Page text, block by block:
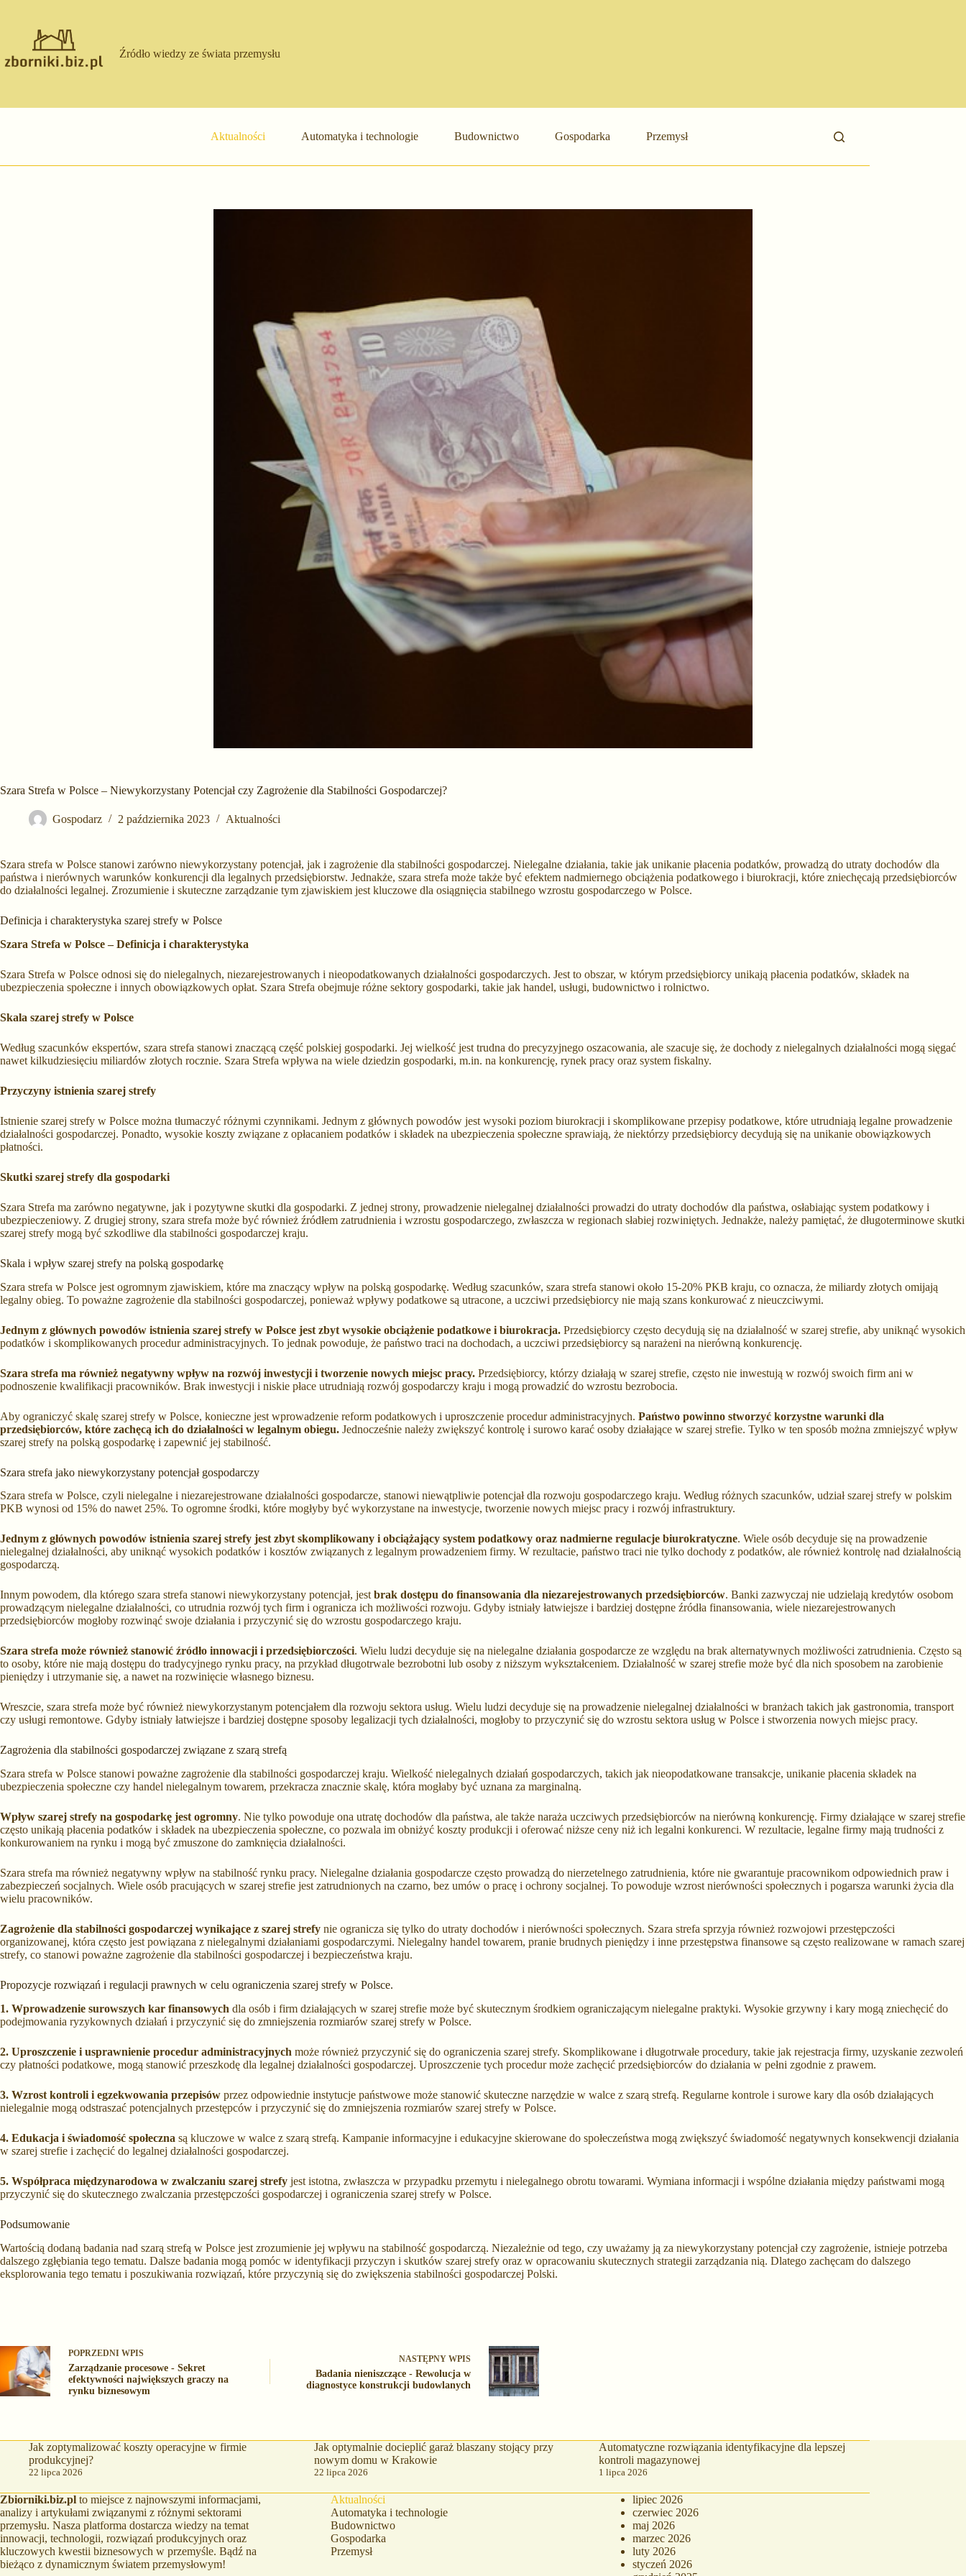
Źródło wiedzy ze świata przemysłu
Aktualności Automatyka i technologie Budownictwo Gospodarka Przemysł
Szara Strefa w Polsce – Niewykorzystany Potencjał czy Zagrożenie dla Stabilności Gospodarczej?
Gospodarz 2 października 2023 Aktualności
Szara strefa w Polsce stanowi zarówno niewykorzystany potencjał, jak i zagrożenie dla stabilności gospodarczej. Nielegalne działania, takie jak unikanie płacenia podatków, prowadzą do utraty dochodów dla
państwa i nierównych warunków konkurencji dla legalnych przedsiębiorstw. Jednakże, szara strefa może także być efektem nadmiernego obciążenia podatkowego i biurokracji, które zniechęcają przedsiębiorców
do działalności legalnej. Zrozumienie i skuteczne zarządzanie tym zjawiskiem jest kluczowe dla osiągnięcia stabilnego wzrostu gospodarczego w Polsce.
Definicja i charakterystyka szarej strefy w Polsce
Szara Strefa w Polsce – Definicja i charakterystyka
Szara Strefa w Polsce odnosi się do nielegalnych, niezarejestrowanych i nieopodatkowanych działalności gospodarczych. Jest to obszar, w którym przedsiębiorcy unikają płacenia podatków, składek na
ubezpieczenia społeczne i innych obowiązkowych opłat. Szara Strefa obejmuje różne sektory gospodarki, takie jak handel, usługi, budownictwo i rolnictwo.
Skala szarej strefy w Polsce
Według szacunków ekspertów, szara strefa stanowi znaczącą część polskiej gospodarki. Jej wielkość jest trudna do precyzyjnego oszacowania, ale szacuje się, że dochody z nielegalnych działalności mogą sięgać
nawet kilkudziesięciu miliardów złotych rocznie. Szara Strefa wpływa na wiele dziedzin gospodarki, m.in. na konkurencję, rynek pracy oraz system fiskalny.
Przyczyny istnienia szarej strefy
Istnienie szarej strefy w Polsce można tłumaczyć różnymi czynnikami. Jednym z głównych powodów jest wysoki poziom biurokracji i skomplikowane przepisy podatkowe, które utrudniają legalne prowadzenie
działalności gospodarczej. Ponadto, wysokie koszty związane z opłacaniem podatków i składek na ubezpieczenia społeczne sprawiają, że niektórzy przedsiębiorcy decydują się na unikanie obowiązkowych
płatności.
Skutki szarej strefy dla gospodarki
Szara Strefa ma zarówno negatywne, jak i pozytywne skutki dla gospodarki. Z jednej strony, prowadzenie nielegalnej działalności prowadzi do utraty dochodów dla państwa, osłabiając system podatkowy i
ubezpieczeniowy. Z drugiej strony, szara strefa może być również źródłem zatrudnienia i wzrostu gospodarczego, zwłaszcza w regionach słabiej rozwiniętych. Jednakże, należy pamiętać, że długoterminowe skutki
szarej strefy mogą być szkodliwe dla stabilności gospodarczej kraju.
Skala i wpływ szarej strefy na polską gospodarkę
Szara strefa w Polsce jest ogromnym zjawiskiem, które ma znaczący wpływ na polską gospodarkę. Według szacunków, szara strefa stanowi około 15-20% PKB kraju, co oznacza, że miliardy złotych omijają
legalny obieg. To poważne zagrożenie dla stabilności gospodarczej, ponieważ wpływy podatkowe są utracone, a uczciwi przedsiębiorcy nie mają szans konkurować z nieuczciwymi.
Jednym z głównych powodów istnienia szarej strefy w Polsce jest zbyt wysokie obciążenie podatkowe i biurokracja. Przedsiębiorcy często decydują się na działalność w szarej strefie, aby uniknąć wysokich
podatków i skomplikowanych procedur administracyjnych. To jednak powoduje, że państwo traci na dochodach, a uczciwi przedsiębiorcy są narażeni na nierówną konkurencję.
Szara strefa ma również negatywny wpływ na rozwój inwestycji i tworzenie nowych miejsc pracy. Przedsiębiorcy, którzy działają w szarej strefie, często nie inwestują w rozwój swoich firm ani w
podnoszenie kwalifikacji pracowników. Brak inwestycji i niskie płace utrudniają rozwój gospodarczy kraju i mogą prowadzić do wzrostu bezrobocia.
Aby ograniczyć skalę szarej strefy w Polsce, konieczne jest wprowadzenie reform podatkowych i uproszczenie procedur administracyjnych. Państwo powinno stworzyć korzystne warunki dla
przedsiębiorców, które zachęcą ich do działalności w legalnym obiegu. Jednocześnie należy zwiększyć kontrolę i surowo karać osoby działające w szarej strefie. Tylko w ten sposób można zmniejszyć wpływ
szarej strefy na polską gospodarkę i zapewnić jej stabilność.
Szara strefa jako niewykorzystany potencjał gospodarczy
Szara strefa w Polsce, czyli nielegalne i niezarejestrowane działalności gospodarcze, stanowi niewątpliwie potencjał dla rozwoju gospodarczego kraju. Według różnych szacunków, udział szarej strefy w polskim
PKB wynosi od 15% do nawet 25%. To ogromne środki, które mogłyby być wykorzystane na inwestycje, tworzenie nowych miejsc pracy i rozwój infrastruktury.
Jednym z głównych powodów istnienia szarej strefy jest zbyt skomplikowany i obciążający system podatkowy oraz nadmierne regulacje biurokratyczne. Wiele osób decyduje się na prowadzenie
nielegalnej działalności, aby uniknąć wysokich podatków i kosztów związanych z legalnym prowadzeniem firmy. W rezultacie, państwo traci nie tylko dochody z podatków, ale również kontrolę nad działalnością
gospodarczą.
Innym powodem, dla którego szara strefa stanowi niewykorzystany potencjał, jest brak dostępu do finansowania dla niezarejestrowanych przedsiębiorców. Banki zazwyczaj nie udzielają kredytów osobom
prowadzącym nielegalne działalności, co utrudnia rozwój tych firm i ogranicza ich możliwości rozwoju. Gdyby istniały łatwiejsze i bardziej dostępne źródła finansowania, wiele niezarejestrowanych
przedsiębiorców mogłoby rozwinąć swoje działania i przyczynić się do wzrostu gospodarczego kraju.
Szara strefa może również stanowić źródło innowacji i przedsiębiorczości. Wielu ludzi decyduje się na nielegalne działania gospodarcze ze względu na brak alternatywnych możliwości zatrudnienia. Często są
to osoby, które nie mają dostępu do tradycyjnego rynku pracy, na przykład długotrwale bezrobotni lub osoby z niższym wykształceniem. Działalność w szarej strefie może być dla nich sposobem na zarobienie
pieniędzy i utrzymanie się, a nawet na rozwinięcie własnego biznesu.
Wreszcie, szara strefa może być również niewykorzystanym potencjałem dla rozwoju sektora usług. Wielu ludzi decyduje się na prowadzenie nielegalnej działalności w branżach takich jak gastronomia, transport
czy usługi remontowe. Gdyby istniały łatwiejsze i bardziej dostępne sposoby legalizacji tych działalności, mogłoby to przyczynić się do wzrostu sektora usług w Polsce i stworzenia nowych miejsc pracy.
Zagrożenia dla stabilności gospodarczej związane z szarą strefą
Szara strefa w Polsce stanowi poważne zagrożenie dla stabilności gospodarczej kraju. Wielkość nielegalnych działań gospodarczych, takich jak nieopodatkowane transakcje, unikanie płacenia składek na
ubezpieczenia społeczne czy handel nielegalnym towarem, przekracza znacznie skalę, która mogłaby być uznana za marginalną.
Wpływ szarej strefy na gospodarkę jest ogromny. Nie tylko powoduje ona utratę dochodów dla państwa, ale także naraża uczciwych przedsiębiorców na nierówną konkurencję. Firmy działające w szarej strefie
często unikają płacenia podatków i składek na ubezpieczenia społeczne, co pozwala im obniżyć koszty produkcji i oferować niższe ceny niż ich legalni konkurenci. W rezultacie, legalne firmy mają trudności z
konkurowaniem na rynku i mogą być zmuszone do zamknięcia działalności.
Szara strefa ma również negatywny wpływ na stabilność rynku pracy. Nielegalne działania gospodarcze często prowadzą do nierzetelnego zatrudnienia, które nie gwarantuje pracownikom odpowiednich praw i
zabezpieczeń socjalnych. Wiele osób pracujących w szarej strefie jest zatrudnionych na czarno, bez umów o pracę i ochrony socjalnej. To powoduje wzrost nierówności społecznych i pogarsza warunki życia dla
wielu pracowników.
Zagrożenie dla stabilności gospodarczej wynikające z szarej strefy nie ogranicza się tylko do utraty dochodów i nierówności społecznych. Szara strefa sprzyja również rozwojowi przestępczości
organizowanej, która często jest powiązana z nielegalnymi działaniami gospodarczymi. Nielegalny handel towarem, pranie brudnych pieniędzy i inne przestępstwa finansowe są często realizowane w ramach szarej
strefy, co stanowi poważne zagrożenie dla stabilności gospodarczej i bezpieczeństwa kraju.
Propozycje rozwiązań i regulacji prawnych w celu ograniczenia szarej strefy w Polsce.
1. Wprowadzenie surowszych kar finansowych dla osób i firm działających w szarej strefie może być skutecznym środkiem ograniczającym nielegalne praktyki. Wysokie grzywny i kary mogą zniechęcić do
podejmowania ryzykownych działań i przyczynić się do zmniejszenia rozmiarów szarej strefy w Polsce.
2. Uproszczenie i usprawnienie procedur administracyjnych może również przyczynić się do ograniczenia szarej strefy. Skomplikowane i długotrwałe procedury, takie jak rejestracja firmy, uzyskanie zezwoleń
czy płatności podatkowe, mogą stanowić przeszkodę dla legalnej działalności gospodarczej. Uproszczenie tych procedur może zachęcić przedsiębiorców do działania w pełni zgodnie z prawem.
3. Wzrost kontroli i egzekwowania przepisów przez odpowiednie instytucje państwowe może stanowić skuteczne narzędzie w walce z szarą strefą. Regularne kontrole i surowe kary dla osób działających
nielegalnie mogą odstraszać potencjalnych przestępców i przyczynić się do zmniejszenia rozmiarów szarej strefy w Polsce.
4. Edukacja i świadomość społeczna są kluczowe w walce z szarą strefą. Kampanie informacyjne i edukacyjne skierowane do społeczeństwa mogą zwiększyć świadomość negatywnych konsekwencji działania
w szarej strefie i zachęcić do legalnej działalności gospodarczej.
5. Współpraca międzynarodowa w zwalczaniu szarej strefy jest istotna, zwłaszcza w przypadku przemytu i nielegalnego obrotu towarami. Wymiana informacji i wspólne działania między państwami mogą
przyczynić się do skutecznego zwalczania przestępczości gospodarczej i ograniczenia szarej strefy w Polsce.
Podsumowanie
Wartością dodaną badania nad szarą strefą w Polsce jest zrozumienie jej wpływu na stabilność gospodarczą. Niezależnie od tego, czy uważamy ją za niewykorzystany potencjał czy zagrożenie, istnieje potrzeba
dalszego zgłębiania tego tematu. Dalsze badania mogą pomóc w identyfikacji przyczyn i skutków szarej strefy oraz w opracowaniu skutecznych strategii zarządzania nią. Dlatego zachęcam do dalszego
eksplorowania tego tematu i poszukiwania rozwiązań, które przyczynią się do zwiększenia stabilności gospodarczej Polski.
POPRZEDNI WPIS
Zarządzanie procesowe - Sekret
efektywności największych graczy na
rynku biznesowym
NASTĘPNY WPIS
Badania nieniszczące - Rewolucja w
diagnostyce konstrukcji budowlanych
Jak zoptymalizować koszty operacyjne w firmie
produkcyjnej?
22 lipca 2026
Jak optymalnie docieplić garaż blaszany stojący przy
nowym domu w Krakowie
22 lipca 2026
Automatyczne rozwiązania identyfikacyjne dla lepszej
kontroli magazynowej
1 lipca 2026
Zbiorniki.biz.pl to miejsce z najnowszymi informacjami,
analizy i artykułami związanymi z różnymi sektorami
przemysłu. Nasza platforma dostarcza wiedzy na temat
innowacji, technologii, rozwiązań produkcyjnych oraz
kluczowych kwestii biznesowych w przemyśle. Bądź na
bieżąco z dynamicznym światem przemysłowym!
Aktualności
Automatyka i technologie
Budownictwo
Gospodarka
Przemysł
lipiec 2026
czerwiec 2026
maj 2026
marzec 2026
luty 2026
styczeń 2026